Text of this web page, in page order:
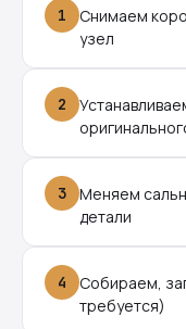
1
Снимаем
узел
2
3
Меняем
детали
4
Собираем,
требуется)